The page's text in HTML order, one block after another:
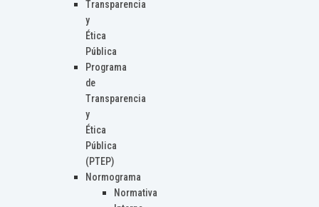
Transparencia
y
Ética
Pública
Programa
de
Transparencia
y
Ética
Pública
(PTEP)
Normograma
Normativa